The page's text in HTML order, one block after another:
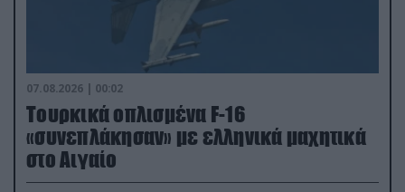
07.08.2026 | 00:02
Τουρκικά οπλισμένα F-16
«συνεπλάκησαν» με ελληνικά μαχητικά
στο Αιγαίο